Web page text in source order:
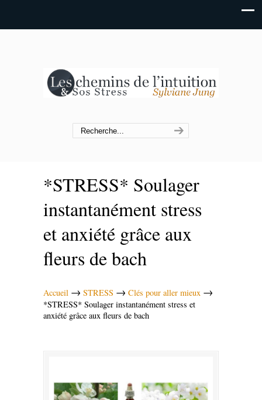
*STRESS* Soulager
instantanément stress
et anxiété grâce aux
fleurs de bach
Accueil → STRESS → Clés pour aller mieux →
*STRESS* Soulager instantanément stress et
anxiété grâce aux fleurs de bach